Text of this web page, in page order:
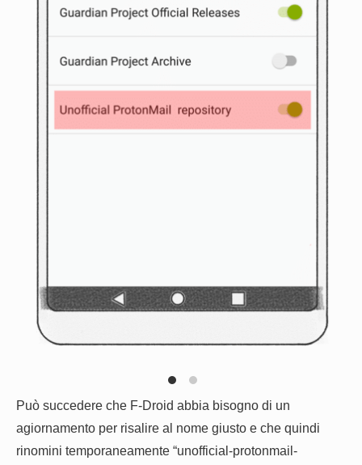
Può succedere che F-Droid abbia bisogno di un
agiornamento per risalire al nome giusto e che quindi
rinomini temporaneamente “unofficial-protonmail-